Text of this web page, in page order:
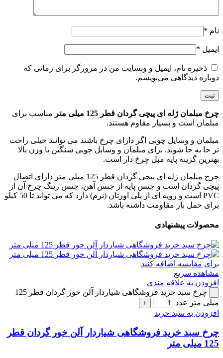
نام *
ایمیل *
ذخیره نام، ایمیل و وبسایت من در مرورگر برای زمانی که
دوباره دیدگاهی می‌نویسم.
چرخ مبلمان ژله ای پیچی گردان قطر 125 میلی متر
مناسب برای
مبلمان است و بسیار مقاوم هستند.
مبلمان و وسایل چوبی اگر دارای چرخ باشند می توانند خیلی راحت
تر جا به جا شوند. برای مبلمان و وسایل چوبی سنگین با وزن بالا
بهترین گزینه پایه مبل چرخ دار است.
چرخ مبلمان ژله ای پیچی گردان قطر 125 میلی متر دارای اتصال
پیچی گردان است و جنس پایه از جنس آهن، جنس رینگ چرخ آن از
PVC است و رویه ای از پلی اورتان (نرم) دارد که می تواند تا 50 کیلو
برای حمل بار مقاومت داشته باشد.
محصولات پیشنهادی
برای مقایسه اضافه کنید
مشاهده سریع
افزودن به علاقه مندی
چرخ سبد خرید فروشگاهی شیاردار آلن خور گردان قطر 125
میلی متر عدد
افزودن به سبد خرید
چرخ سبد خرید فروشگاهی شیاردار آلن خور گردان قطر
125 میلی متر